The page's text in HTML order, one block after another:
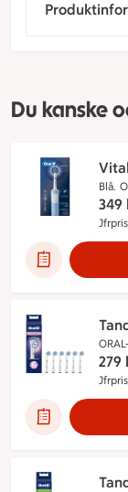
Du kanske
Blå.
349
279